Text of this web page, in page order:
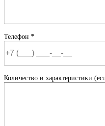
Телефон *
Количество и характеристики